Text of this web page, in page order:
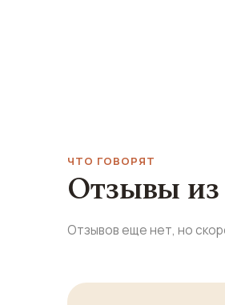
ЧТО ГОВОРЯТ
Отзывы из
Отзывов еще нет, но